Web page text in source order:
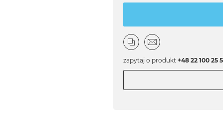
zapytaj o produkt +48 22 100 25